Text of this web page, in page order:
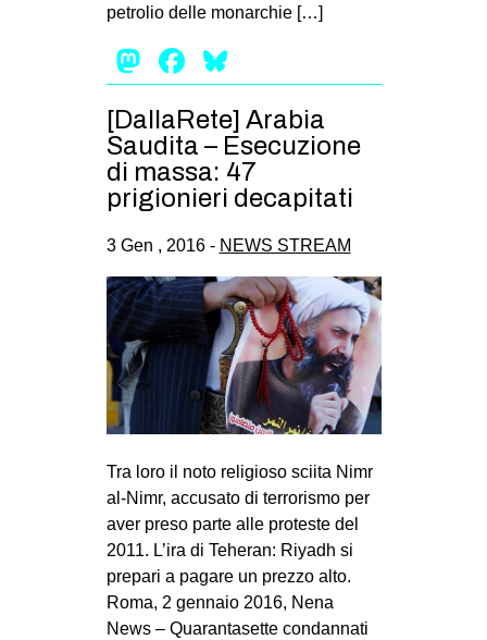
DIRITTO ALL’ABITARE
GENERI
MIGRAZIONI
PRECARIATO
REPRESSIONE
STUDENTI
CULTURE
ARTE
CINEMA
MANIFESTI
MUSICA
RECENSIONI
INTERNAZIONALE
AMERICHE
ESTREMO ORIENTE
EUROPA
petrolio delle monarchie […]
Mastodon
Facebook
[DallaRete] Arabia
Saudita – Esecuzione
di massa: 47
prigionieri decapitati
3 Gen , 2016 - NEWS STREAM
Tra loro il noto religioso sciita Nimr
al-Nimr, accusato di terrorismo per
aver preso parte alle proteste del
2011. L’ira di Teheran: Riyadh si
prepari a pagare un prezzo alto.
Roma, 2 gennaio 2016, Nena
News – Quarantasette condannati